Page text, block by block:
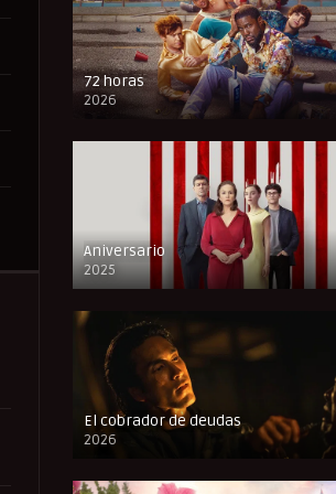
72 horas
2026
FULL HD
Aniversario
2025
FULL HD
El cobrador de deudas
2026
FULL HD